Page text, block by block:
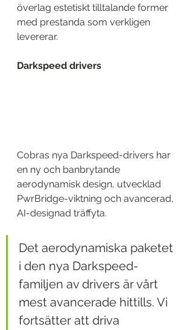
överlag estetiskt tilltalande former
med prestanda som verkligen
levererar.
Darkspeed drivers
Cobras nya Darkspeed-drivers har
en ny och banbrytande
aerodynamisk design, utvecklad
PwrBridge-viktning och avancerad,
AI-designad träffyta.
Det aerodynamiska paketet
i den nya Darkspeed-
familjen av drivers är vårt
mest avancerade hittills. Vi
fortsätter att driva